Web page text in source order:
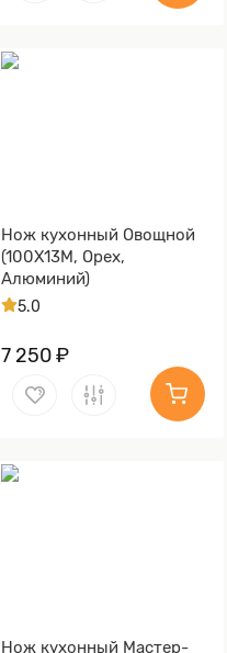
Нож кухонный Овощной
(100Х13М, Орех,
Алюминий)
5.0
7 250 ₽
Нож кухонный Мастер-